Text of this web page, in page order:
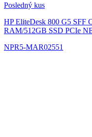
Posledný kus
HP EliteDesk 800 G5 SFF
RAM/512GB SSD PCIe
NPR5-MAR02551